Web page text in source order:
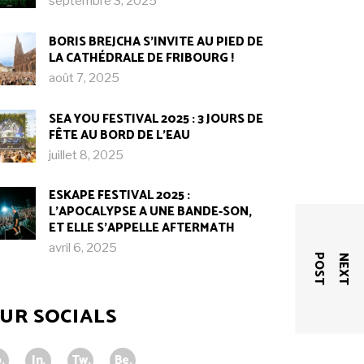
N
E
X
T
P
O
S
T
BORIS BREJCHA S’INVITE AU PIED DE
LA CATHÉDRALE DE FRIBOURG !​
août 7, 2025
SEA YOU FESTIVAL 2025 : 3 JOURS DE
FÊTE AU BORD DE L’EAU
juillet 8, 2025
ESKAPE FESTIVAL 2025 :
L’APOCALYPSE A UNE BANDE-SON,
ET ELLE S’APPELLE AFTERMATH
avril 6, 2025
SOCIALS